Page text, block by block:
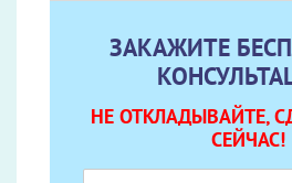
ЗАКАЖИТЕ
НЕ ОТКЛАДЫВАЙТЕ,
СЕЙЧАС!